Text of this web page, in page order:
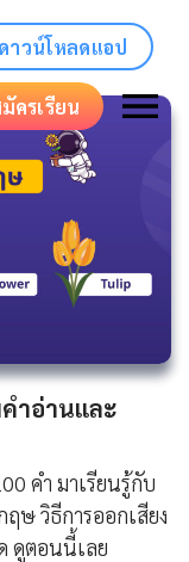
ดาวน์โหลดแอป
ครเรียน
ำอ่านและ
คำ มาเรียนรู้กับ
ฤษ วิธีการออกเสียง
ดูตอนนี้เลย